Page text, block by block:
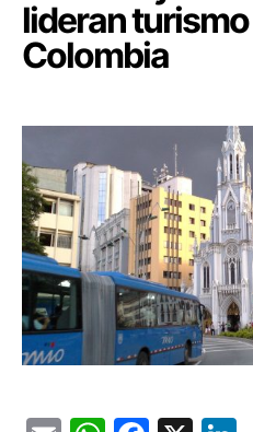
lideran
Colombia